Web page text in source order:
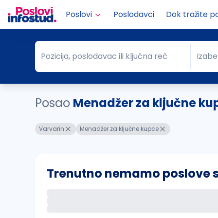
Poslovi Poslodavci Dok tražite
Pozicija, poslodavac ili ključna reč
Pozicija, poslodavac ili ključna reč Grad
Posao Menadžer za ključne
Varvarin Menadžer za ključne kupce
Trenutno nemamo poslove